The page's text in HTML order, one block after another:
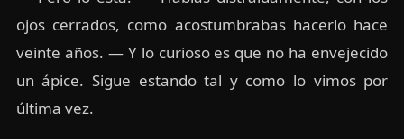
ojos cerrados, como acostumbrabas hacerlo hace
veinte años. — Y lo curioso es que no ha envejecido
un ápice. Sigue estando tal y como lo vimos por
última vez.